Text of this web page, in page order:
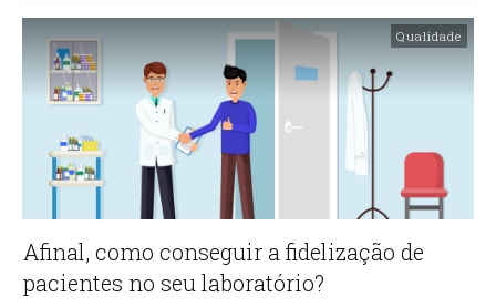
Qualidade
Afinal, como conseguir a fidelização de
pacientes no seu laboratório?